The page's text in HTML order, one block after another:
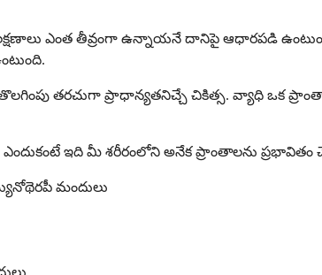
ఎంత తీవ్రంగా ఉన్నాయనే దానిపై ఆధారపడి
తొలగింపు తరచుగా ప్రాధాన్యతనిచ్చే చికిత్స. వ్యాధి ఒక
ఇది మీ శరీరంలోని అనేక ప్రాంతాలను ప్రభావితం
మందులు